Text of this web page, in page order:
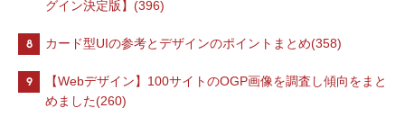
グイン決定版】(396)
8 カード型UIの参考とデザインのポイントまとめ(358)
9
【Webデザイン】100サイトのOGP画像を調査し傾向をまと
めました(260)